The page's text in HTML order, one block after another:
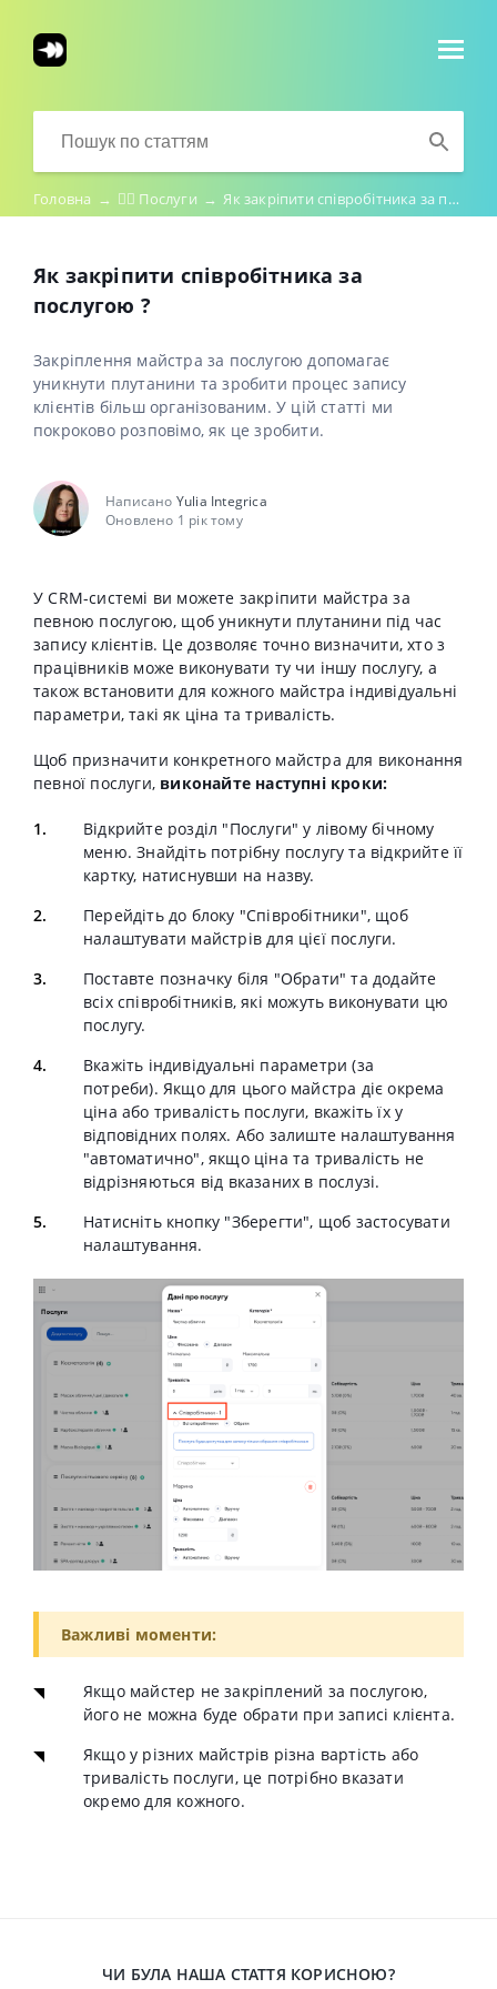
Головна → 💇‍♀️ Послуги → Як закріпити співробітника за послугою ?
Як закріпити співробітника за
послугою ?
Закріплення майстра за послугою допомагає
уникнути плутанини та зробити процес запису
клієнтів більш організованим. У цій статті ми
покроково розповімо, як це зробити.
Написано Yulia Integrica
Оновлено 1 рік тому
У CRM-системі ви можете закріпити майстра за
певною послугою, щоб уникнути плутанини під час
запису клієнтів. Це дозволяє точно визначити, хто з
працівників може виконувати ту чи іншу послугу, а
також встановити для кожного майстра індивідуальні
параметри, такі як ціна та тривалість.
Щоб призначити конкретного майстра для виконання
певної послуги, виконайте наступні кроки:
Відкрийте розділ "Послуги" у лівому бічному
меню. Знайдіть потрібну послугу та відкрийте її
картку, натиснувши на назву.
Перейдіть до блоку "Співробітники", щоб
налаштувати майстрів для цієї послуги.
Поставте позначку біля "Обрати" та додайте
всіх співробітників, які можуть виконувати цю
послугу.
Вкажіть індивідуальні параметри (за
потреби). Якщо для цього майстра діє окрема
ціна або тривалість послуги, вкажіть їх у
відповідних полях. Або залиште налаштування
"автоматично", якщо ціна та тривалість не
відрізняються від вказаних в послузі.
Натисніть кнопку "Зберегти", щоб застосувати
налаштування.
Важливі моменти:
Якщо майстер не закріплений за послугою,
його не можна буде обрати при записі клієнта.
Якщо у різних майстрів різна вартість або
тривалість послуги, це потрібно вказати
окремо для кожного.
ЧИ БУЛА НАША СТАТТЯ КОРИСНОЮ?